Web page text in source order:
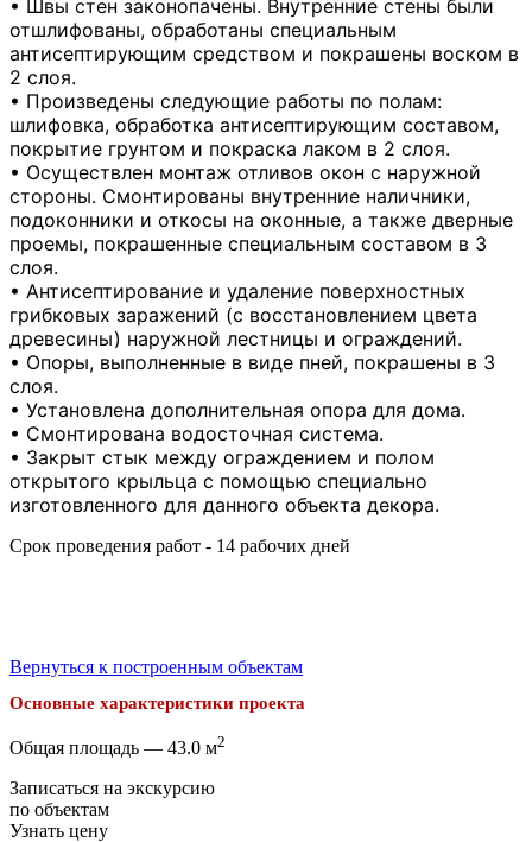
• Швы стен законопачены. Внутренние стены были
отшлифованы, обработаны специальным
антисептирующим средством и покрашены воском в
2 слоя.
• Произведены следующие работы по полам:
шлифовка, обработка антисептирующим составом,
покрытие грунтом и покраска лаком в 2 слоя.
• Осуществлен монтаж отливов окон с наружной
стороны. Смонтированы внутренние наличники,
подоконники и откосы на оконные, а также дверные
проемы, покрашенные специальным составом в 3
слоя.
• Антисептирование и удаление поверхностных
грибковых заражений (с восстановлением цвета
древесины) наружной лестницы и ограждений.
• Опоры, выполненные в виде пней, покрашены в 3
слоя.
• Установлена дополнительная опора для дома.
• Смонтирована водосточная система.
• Закрыт стык между ограждением и полом
открытого крыльца с помощью специально
изготовленного для данного объекта декора.
Срок проведения работ - 14 рабочих дней
Вернуться к построенным объектам
Основные характеристики проекта
Общая площадь — 43.0 м2
Записаться на экскурсию
по объектам
Узнать цену